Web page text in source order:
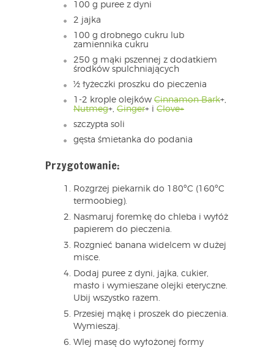
100 g puree z dyni
2 jajka
100 g drobnego cukru lub
zamiennika cukru
250 g mąki pszennej z dodatkiem
środków spulchniających
½ łyżeczki proszku do pieczenia
1-2 krople olejków Cinnamon Bark+,
Nutmeg+, Ginger+ i Clove+
szczypta soli
gęsta śmietanka do podania
Przygotowanie:
Rozgrzej piekarnik do 180ºC (160ºC
termoobieg).
Nasmaruj foremkę do chleba i wyłóż
papierem do pieczenia.
Rozgnieć banana widelcem w dużej
misce.
Dodaj puree z dyni, jajka, cukier,
masło i wymieszane olejki eteryczne.
Ubij wszystko razem.
Przesiej mąkę i proszek do pieczenia.
Wymieszaj.
Wlej masę do wyłożonej formy